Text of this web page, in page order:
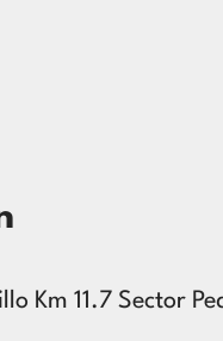
Km 11.7 Sector